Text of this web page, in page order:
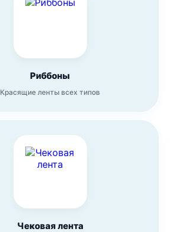
Риббоны
Красящие ленты всех типов
Чековая лента